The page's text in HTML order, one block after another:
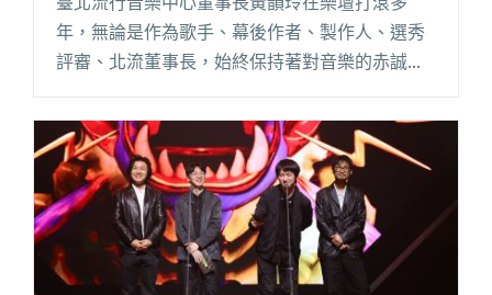
年，無論是作為歌手、幕後作者、製作人、選秀
評審、北流董事長，始終保持著對音樂的赤誠之
北流董事長，今年是她就任第四年，市長換了，
總統換了，她還在。歷經疫情與許閱讀全文
"【吹專訪】北流董事長黃韻玲：李宗盛告訴我，
你要把北流當成是一扇面對世界的窗。"